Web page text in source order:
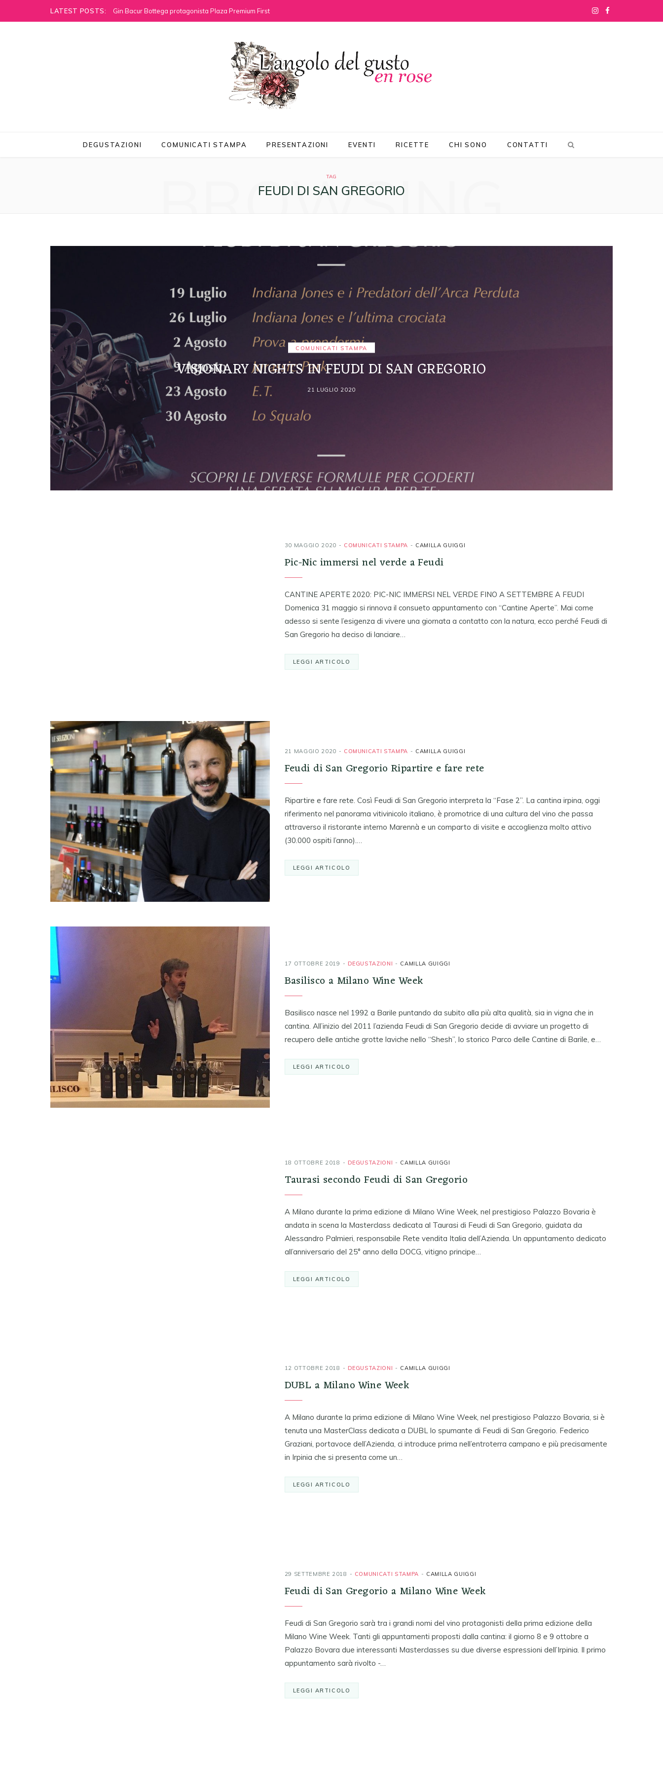
LATEST POSTS: Gin Bacur Bottega protagonista Plaza Premium First I
DEGUSTAZIONI COMUNICATI STAMPA PRESENTAZIONI EVENTI RICETTE CHI SONO CONTATTI
TAG
FEUDI DI SAN GREGORIO
BROWSING
COMUNICATI STAMPA
VISIONARY NIGHTS IN FEUDI DI SAN GREGORIO
21 LUGLIO 2020
30 MAGGIO 2020 COMUNICATI STAMPA CAMILLA GUIGGI
Pic-Nic immersi nel verde a Feudi
CANTINE APERTE 2020: PIC-NIC IMMERSI NEL VERDE FINO A SETTEMBRE A FEUDI
Domenica 31 maggio si rinnova il consueto appuntamento con “Cantine Aperte”. Mai come
adesso si sente l’esigenza di vivere una giornata a contatto con la natura, ecco perché Feudi di
San Gregorio ha deciso di lanciare…
LEGGI ARTICOLO
21 MAGGIO 2020 COMUNICATI STAMPA CAMILLA GUIGGI
Feudi di San Gregorio Ripartire e fare rete
Ripartire e fare rete. Così Feudi di San Gregorio interpreta la “Fase 2”. La cantina irpina, oggi
riferimento nel panorama vitivinicolo italiano, è promotrice di una cultura del vino che passa
attraverso il ristorante interno Marennà e un comparto di visite e accoglienza molto attivo
(30.000 ospiti l’anno).…
LEGGI ARTICOLO
17 OTTOBRE 2019 DEGUSTAZIONI CAMILLA GUIGGI
Basilisco a Milano Wine Week
Basilisco nasce nel 1992 a Barile puntando da subito alla più alta qualità, sia in vigna che in
cantina. All’inizio del 2011 l’azienda Feudi di San Gregorio decide di avviare un progetto di
recupero delle antiche grotte laviche nello “Shesh”, lo storico Parco delle Cantine di Barile, e…
LEGGI ARTICOLO
18 OTTOBRE 2018 DEGUSTAZIONI CAMILLA GUIGGI
Taurasi secondo Feudi di San Gregorio
A Milano durante la prima edizione di Milano Wine Week, nel prestigioso Palazzo Bovaria è
andata in scena la Masterclass dedicata al Taurasi di Feudi di San Gregorio, guidata da
Alessandro Palmieri, responsabile Rete vendita Italia dell’Azienda. Un appuntamento dedicato
all’anniversario del 25° anno della DOCG, vitigno principe…
LEGGI ARTICOLO
12 OTTOBRE 2018 DEGUSTAZIONI CAMILLA GUIGGI
DUBL a Milano Wine Week
A Milano durante la prima edizione di Milano Wine Week, nel prestigioso Palazzo Bovaria, si è
tenuta una MasterClass dedicata a DUBL lo spumante di Feudi di San Gregorio. Federico
Graziani, portavoce dell’Azienda, ci introduce prima nell’entroterra campano e più precisamente
in Irpinia che si presenta come un…
LEGGI ARTICOLO
29 SETTEMBRE 2018 COMUNICATI STAMPA CAMILLA GUIGGI
Feudi di San Gregorio a Milano Wine Week
Feudi di San Gregorio sarà tra i grandi nomi del vino protagonisti della prima edizione della
Milano Wine Week. Tanti gli appuntamenti proposti dalla cantina: il giorno 8 e 9 ottobre a
Palazzo Bovara due interessanti Masterclasses su due diverse espressioni dell’Irpinia. Il primo
appuntamento sarà rivolto -…
LEGGI ARTICOLO